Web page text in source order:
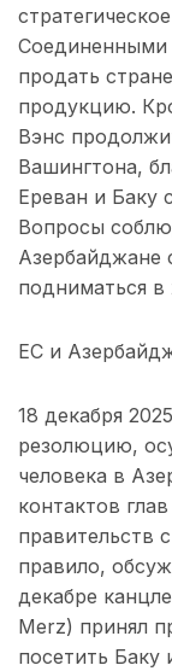
продать
продукцию.
Вэнс
Вашингтона,
Ереван и Баку
Вопросы
Азербайджане
подниматься в
ЕС и
18 декабря
резолюцию,
человека в
контактов
правительств
правило,
декабре
Merz) принял
посетить Баку